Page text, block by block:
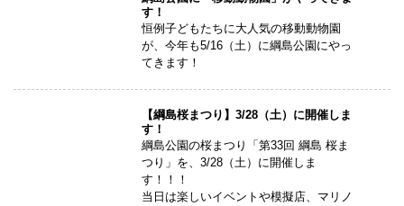
す！
恒例子どもたちに大人気の移動動物園
が、今年も5/16（土）に綱島公園にやっ
てきます！
【綱島桜まつり】3/28（土）に開催しま
す！
綱島公園の桜まつり「第33回 綱島 桜ま
つり」を、3/28（土）に開催しま
す！！！
当日は楽しいイベントや模擬店、マリノ